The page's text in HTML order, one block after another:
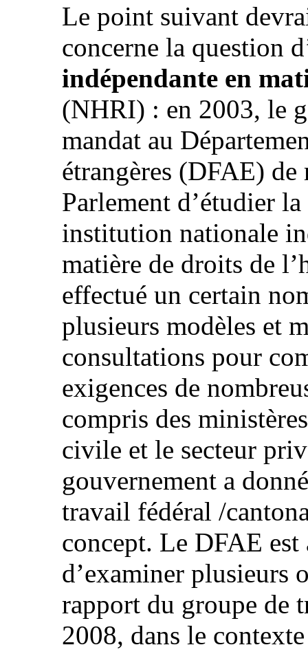
Le point suivant
concerne la question
indépendante en
(NHRI) : en 2003, le
mandat au
étrangères (DFAE) de
Parlement d’étudier
institution nationale
matière de droits de
effectué un certain
plusieurs modèles et
consultations pour
exigences de
compris des
civile et le secteur
gouvernement a
travail fédéral /
concept. Le DFAE
d’examiner plusieurs
rapport du groupe de
2008, dans le